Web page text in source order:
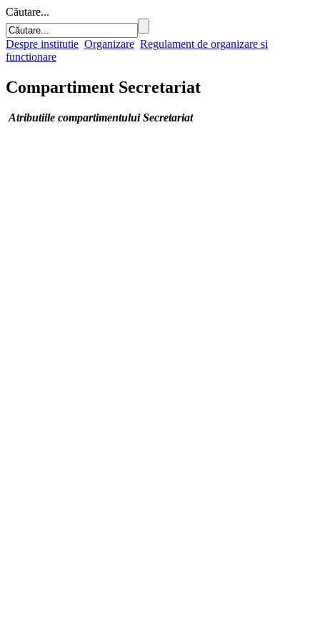
Căutare...
Despre institutie Organizare Regulament de organizare si
functionare
Compartiment Secretariat
Atributiile compartimentului Secretariat